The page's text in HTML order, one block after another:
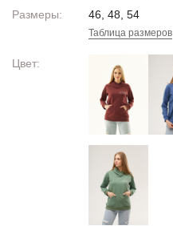
Размеры:
46, 48, 54
Таблица размеров
Цвет: